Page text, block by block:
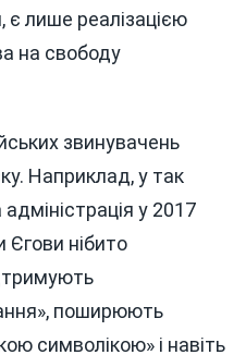
лише реалізацією
на свободу
звинувачень
Наприклад, у так
у 2017
Єгови нібито
поширюють
символікою» і навіть